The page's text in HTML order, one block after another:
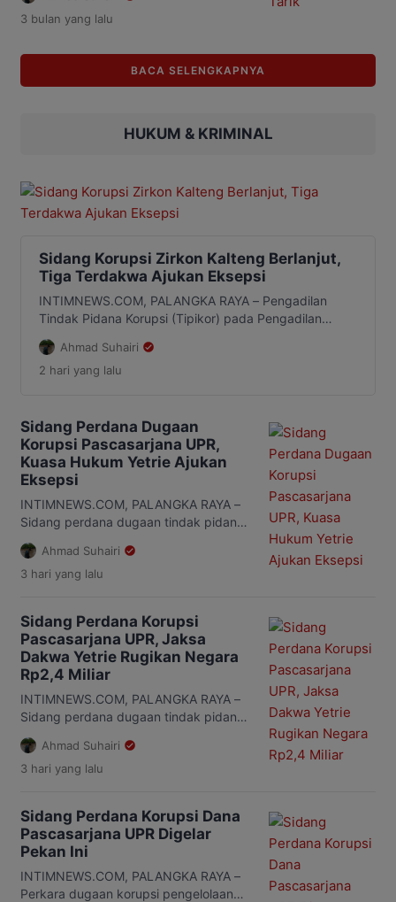
kawasan Bundaran Besar Palangka
masyarakat terlihat menikmati suasana
malam mingguan yang dikemas
dengan hiburan rakyat, pertunjukan
lokal. Penjabat (Pj) Sekretaris Daerah
(Sekda) Kalteng, Linae Victoria Aden
3 bulan yang lalu
BACA SELENGKAPNYA
HUKUM & KRIMINAL
Sidang Korupsi Zirkon Kalteng Berlanjut,
Tiga Terdakwa Ajukan Eksepsi
INTIMNEWS.COM, PALANGKA RAYA – Pengadilan
Tindak Pidana Korupsi (Tipikor) pada Pengadilan
Negeri Palangka Raya kembali menggelar sidang
perkara dugaan korupsi komoditas zirkon dan
turunannya, Kamis, 6 Agustus 2026. Sidang dipimpin
oleh Kepala Seksi Tuntutan Pidana Khusus Kejaksaan
Tinggi Kalimantan Tengah, I Wayan Suryawan. […]
Ahmad Suhairi
2 hari yang lalu
Sidang Perdana Dugaan
Korupsi Pascasarjana UPR,
Kuasa Hukum Yetrie Ajukan
Eksepsi
INTIMNEWS.COM, PALANGKA RAYA –
Sidang perdana dugaan tindak pidana
korupsi pengelolaan anggaran Program
Pascasarjana Universitas Palangka
Raya (UPR) periode 2019-2022 digelar
Palangka Raya, Rabu, 5 Agustus 2026.
Dalam sidang dengan agenda
pembacaan dakwaan itu, Jaksa
Penuntut Umum (JPU) mendakwa
mantan Direktur Pascasarjana UPR,
Prof. Dr. Ir. […]
Ahmad Suhairi
3 hari yang lalu
Sidang Perdana Korupsi
Pascasarjana UPR, Jaksa
Dakwa Yetrie Rugikan Negara
Rp2,4 Miliar
INTIMNEWS.COM, PALANGKA RAYA –
Sidang perdana dugaan tindak pidana
korupsi pengelolaan anggaran Program
Pascasarjana Universitas Palangka
Raya (UPR) periode 2019-2022 mulai
5 Agustus 2026. Agenda sidang diawali
dengan pembacaan surat dakwaan
terhadap mantan Direktur Pascasarjana
UPR, Yetrie Ludang. Jaksa Penuntut
Umum (JPU) mendakwa terdakwa
Ahmad Suhairi
3 hari yang lalu
Sidang Perdana Korupsi Dana
Pascasarjana UPR Digelar
Pekan Ini
INTIMNEWS.COM, PALANGKA RAYA –
Perkara dugaan korupsi pengelolaan